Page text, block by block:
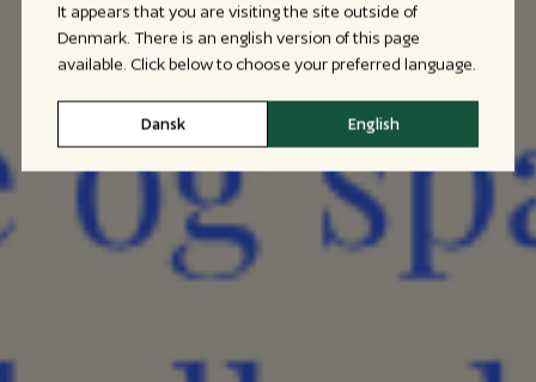
It appears that you are visiting the site outside of
Denmark. There is an english version of this page
available. Click below to choose your preferred language.
Dansk English